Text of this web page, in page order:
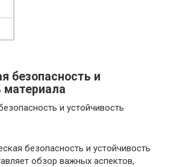
безопасность и
материала
безопасность и устойчивость
обзор важных аспектов,